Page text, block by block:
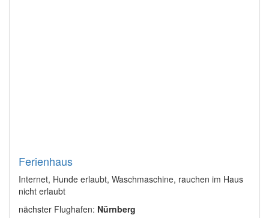
Ferienhaus
Internet, Hunde erlaubt, Waschmaschine, rauchen im Haus
nicht erlaubt
nächster Flughafen: Nürnberg